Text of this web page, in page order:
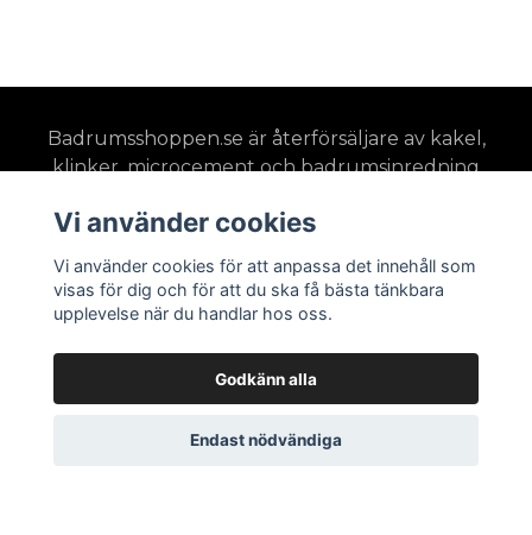
Badrumsshoppen.se är återförsäljare av kakel,
klinker, microcement och badrumsinredning
badrumsdesign. Hos oss får du möjlighet att se
ditt projekt färdigställt innan det påbörjas.
Läs mer
Köpevillkor - Leveranser - Returer
Vi använder cookies
Vi använder cookies för att anpassa det innehåll som
visas för dig och för att du ska få bästa tänkbara
upplevelse när du handlar hos oss.
Godkänn alla
Endast nödvändiga